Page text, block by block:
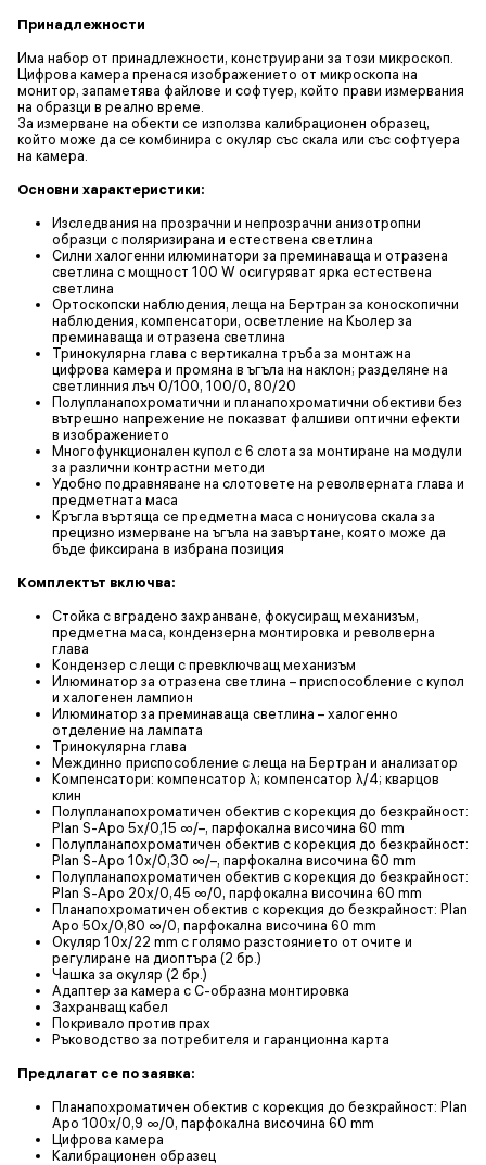
Принадлежности
Има набор от принадлежности, конструирани за този микроскоп.
Цифрова камера пренася изображението от микроскопа на
монитор, запаметява файлове и софтуер, който прави измервания
на образци в реално време.
За измерване на обекти се използва калибрационен образец,
който може да се комбинира с окуляр със скала или със софтуера
на камера.
Основни характеристики:
Изследвания на прозрачни и непрозрачни анизотропни
образци с поляризирана и естествена светлина
Силни халогенни илюминатори за преминаваща и отразена
светлина с мощност 100 W осигуряват ярка естествена
светлина
Ортоскопски наблюдения, леща на Бертран за коноскопични
наблюдения, компенсатори, осветление на Кьолер за
преминаваща и отразена светлина
Тринокулярна глава с вертикална тръба за монтаж на
цифрова камера и промяна в ъгъла на наклон; разделяне на
светлинния лъч 0/100, 100/0, 80/20
Полупланапохроматични и планапохроматични обективи без
вътрешно напрежение не показват фалшиви оптични ефекти
в изображението
Многофункционален купол с 6 слота за монтиране на модули
за различни контрастни методи
Удобно подравняване на слотовете на револверната глава и
предметната маса
Кръгла въртяща се предметна маса с нониусова скала за
прецизно измерване на ъгъла на завъртане, която може да
бъде фиксирана в избрана позиция
Комплектът включва:
Стойка с вградено захранване, фокусиращ механизъм,
предметна маса, кондензерна монтировка и револверна
глава
Кондензер с лещи с превключващ механизъм
Илюминатор за отразена светлина – приспособление с купол
и халогенен лампион
Илюминатор за преминаваща светлина – халогенно
отделение на лампата
Тринокулярна глава
Междинно приспособление с леща на Бертран и анализатор
Компенсатори: компенсатор λ; компенсатор λ/4; кварцов
клин
Полупланапохроматичен обектив с корекция до безкрайност:
Plan S-Apo 5х/0,15 ∞/–, парфокална височина 60 mm
Полупланапохроматичен обектив с корекция до безкрайност:
Plan S-Apo 10х/0,30 ∞/–, парфокална височина 60 mm
Полупланапохроматичен обектив с корекция до безкрайност:
Plan S-Apo 20х/0,45 ∞/0, парфокална височина 60 mm
Планапохроматичен обектив с корекция до безкрайност: Plan
Apo 50х/0,80 ∞/0, парфокална височина 60 mm
Окуляр 10x/22 mm с голямо разстоянието от очите и
регулиране на диоптъра (2 бр.)
Чашка за окуляр (2 бр.)
Адаптер за камера с С-образна монтировка
Захранващ кабел
Покривало против прах
Ръководство за потребителя и гаранционна карта
Предлагат се по заявка:
Планапохроматичен обектив с корекция до безкрайност: Plan
Apo 100х/0,9 ∞/0, парфокална височина 60 mm
Цифрова камера
Калибрационен образец